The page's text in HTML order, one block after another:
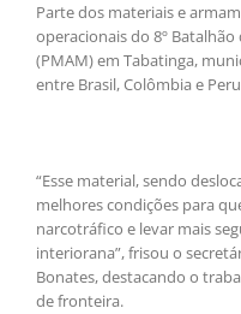
Parte dos materiais e
operacionais do 8º
(PMAM) em Tabatinga,
entre Brasil, Colômbia e
“Esse material, sendo
melhores condições para
narcotráfico e levar mais
interiorana”, frisou o
Bonates, destacando o
de fronteira.